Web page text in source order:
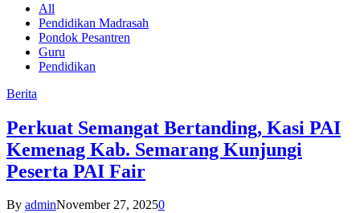
All
Pendidikan Madrasah
Pondok Pesantren
Guru
Pendidikan
Berita
Perkuat Semangat Bertanding, Kasi PAI
Kemenag Kab. Semarang Kunjungi
Peserta PAI Fair
By adminNovember 27, 20250